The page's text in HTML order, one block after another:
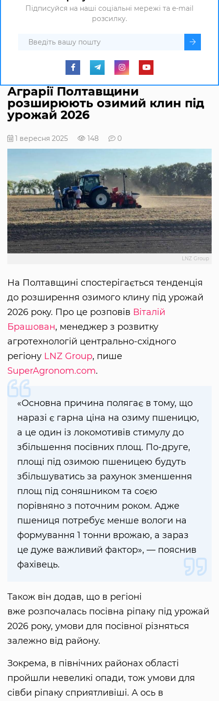
Підписуйся на наші соціальні мережі та e-mail
розсилку.
Аграрії Полтавщини
розширюють озимий клин під
урожай 2026
1 вересня 2025 148 0
LNZ Group
На Полтавщині спостерігається тенденція
до розширення озимого клину під урожай
2026 року. Про це розповів Віталій
Брашован, менеджер з розвитку
агротехнологій центрально-східного
регіону LNZ Group, пише
SuperAgronom.com.
«Основна причина полягає в тому, що
наразі є гарна ціна на озиму пшеницю,
а це один із локомотивів стимулу до
збільшення посівних площ. По-друге,
площі під озимою пшеницею будуть
збільшуватись за рахунок зменшення
площ під соняшником та соєю
порівняно з поточним роком. Адже
пшениця потребує менше вологи на
формування 1 тонни врожаю, а зараз
це дуже важливий фактор», — пояснив
фахівець.
Також він додав, що в регіоні
вже розпочалась посівна ріпаку під урожай
2026 року, умови для посівної різняться
залежно від району.
Зокрема, в північних районах області
пройшли невеликі опади, тож умови для
сівби ріпаку сприятливіші. А ось в